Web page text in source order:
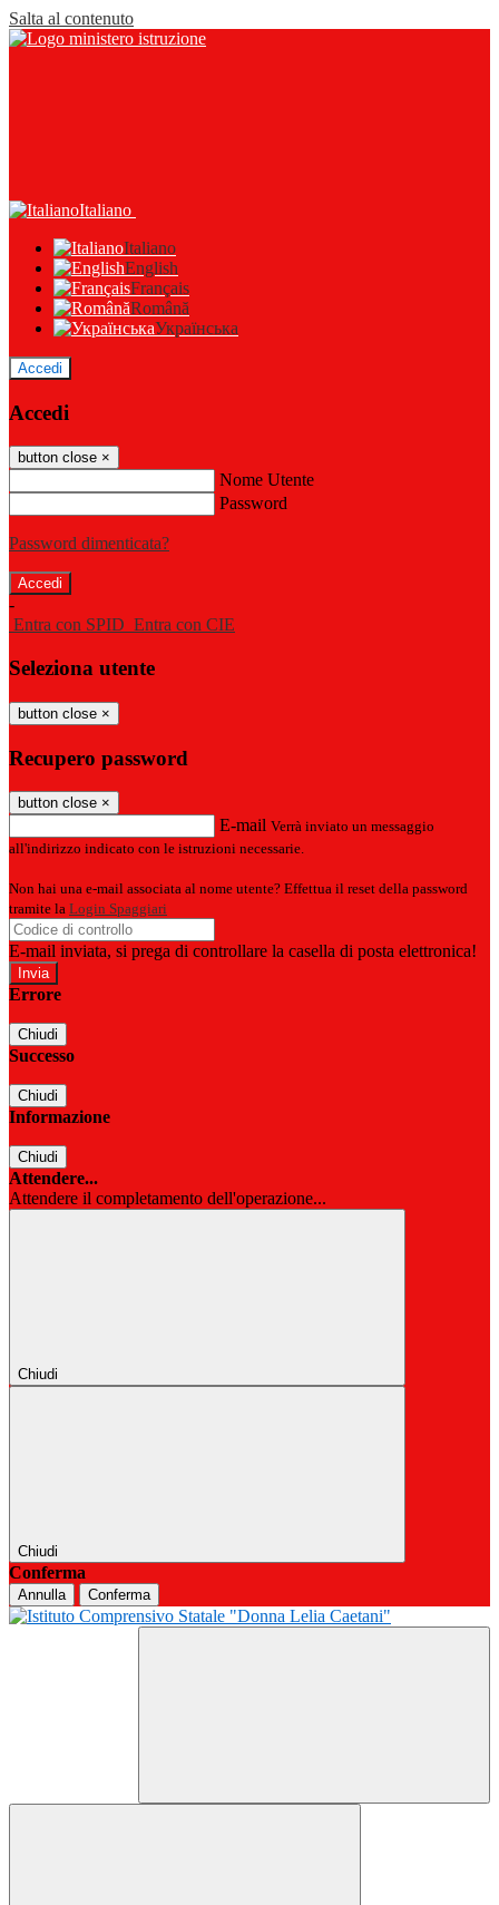
Salta al contenuto
Italiano
Italiano
English
Français
Română
Українська
Accedi
Accedi
button close ×
Nome Utente
Password
Password dimenticata?
-
Entra con SPID Entra con CIE
Seleziona utente
button close ×
Recupero password
button close ×
E-mail Verrà inviato un messaggio
all'indirizzo indicato con le istruzioni necessarie.
Non hai una e-mail associata al nome utente? Effettua il reset della password
tramite la Login Spaggiari
E-mail inviata, si prega di controllare la casella di posta elettronica!
Errore
Chiudi
Successo
Chiudi
Informazione
Chiudi
Attendere...
Attendere il completamento dell'operazione...
Chiudi
Chiudi
Conferma
Annulla Conferma